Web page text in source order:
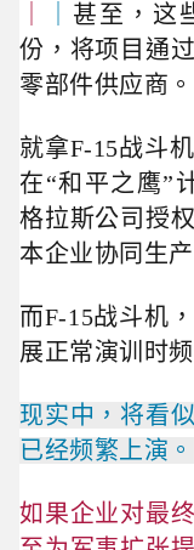
甚至，这
份，将项目通
零部件供应商。
就拿F-15战斗
在“和平之鹰”
格拉斯公司授
本企业协同生产
而F-15战斗机，
展正常演训时
现实中，将看似
已经频繁上演。
如果企业对最